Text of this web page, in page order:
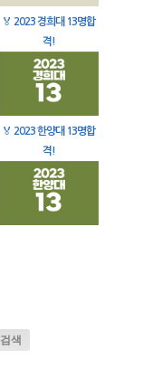
🏅 2023 경희대 13명합
격!
🏅 2023 한양대 13명합
격!
검색